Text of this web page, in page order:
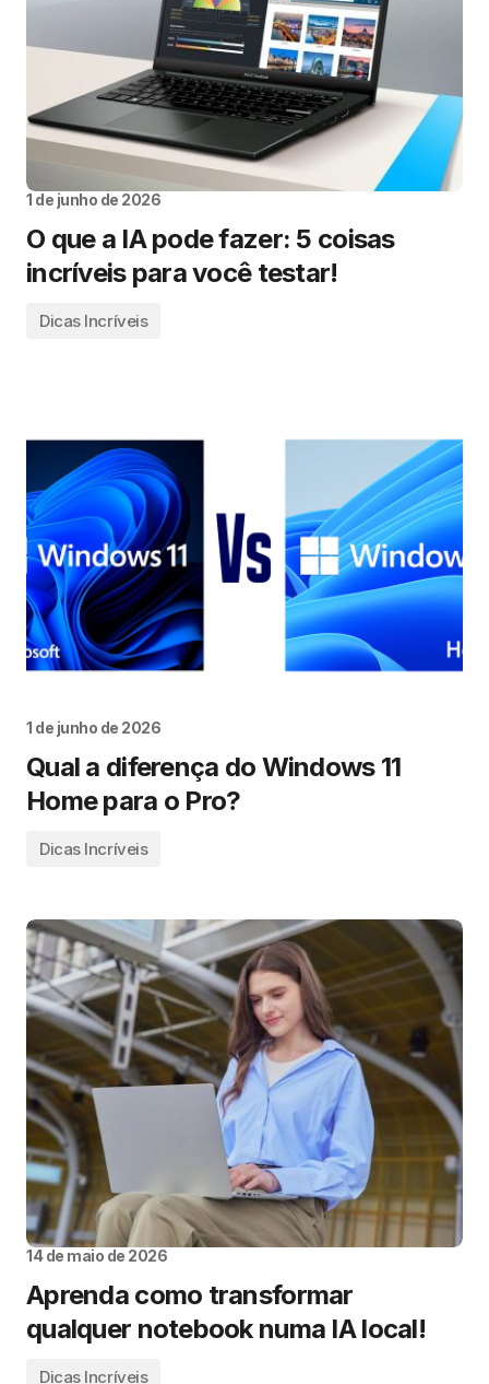
1 de junho de 2026
O que a IA pode fazer: 5 coisas
incríveis para você testar!
Dicas Incríveis
1 de junho de 2026
Qual a diferença do Windows 11
Home para o Pro?
Dicas Incríveis
14 de maio de 2026
Aprenda como transformar
qualquer notebook numa IA local!
Dicas Incríveis